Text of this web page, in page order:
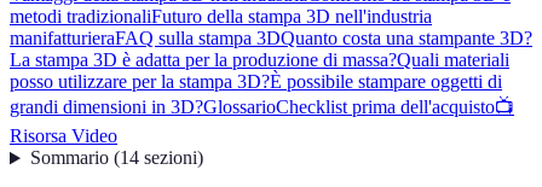
metodi tradizionaliFuturo della stampa 3D nell'industria
manifatturieraFAQ sulla stampa 3DQuanto costa una stampante 3D?
La stampa 3D è adatta per la produzione di massa?Quali materiali
posso utilizzare per la stampa 3D?È possibile stampare oggetti di
grandi dimensioni in 3D?GlossarioChecklist prima dell'acquisto📺
Risorsa Video
Sommario(14 sezioni)